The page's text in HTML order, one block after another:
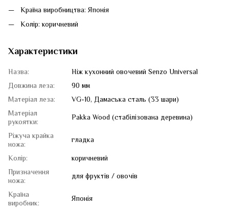
Країна виробництва: Японія
Колір: коричневий
Характеристики
Назва:
Ніж кухонний овочевий Senzo Universal
Довжина леза:
90 мм
Матеріал леза:
VG-10, Дамаська сталь (33 шари)
Матеріал
рукоятки:
Pakka Wood (стабілізована деревина)
Ріжуча крайка
ножа:
гладка
Колір:
коричневий
Призначення
ножа:
для фруктів / овочів
Країна
виробник:
Японія